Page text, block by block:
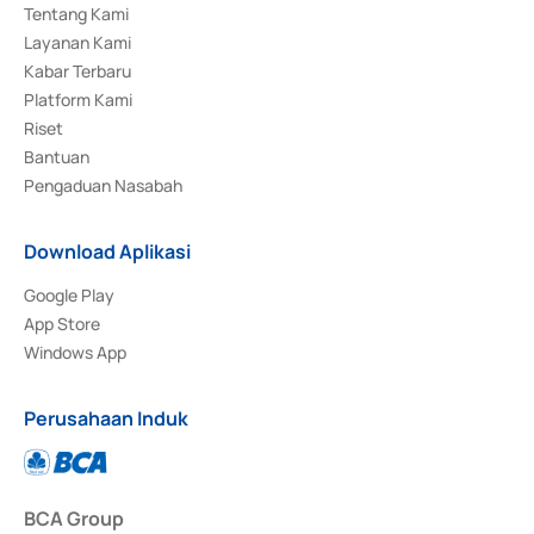
Tentang Kami
Layanan Kami
Kabar Terbaru
Platform Kami
Riset
Bantuan
Pengaduan Nasabah
Download Aplikasi
Google Play
App Store
Windows App
Perusahaan Induk
BCA Group